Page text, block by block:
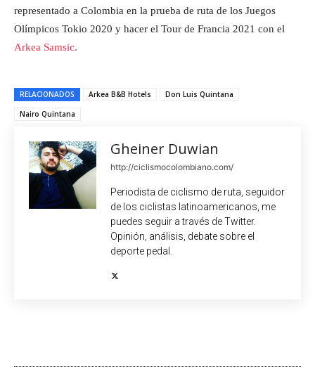
representado a Colombia en la prueba de ruta de los Juegos
Olímpicos Tokio 2020 y hacer el Tour de Francia 2021 con el
Arkea Samsic.
RELACIONADOS Arkea B&B Hotels
Don Luis Quintana
Nairo Quintana
Gheiner Duwian
http://ciclismocolombiano.com/
Periodista de ciclismo de ruta, seguidor
de los ciclistas latinoamericanos, me
puedes seguir a través de Twitter.
Opinión, análisis, debate sobre el
deporte pedal.